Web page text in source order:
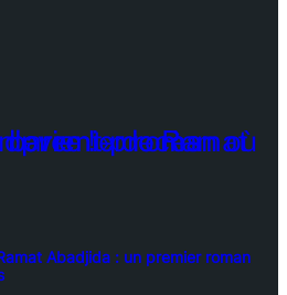
Abadjida : un premier roman